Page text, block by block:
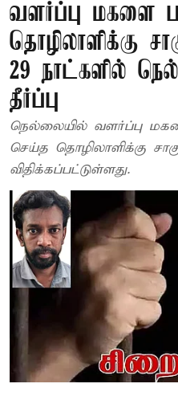
வளர்ப்பு மகளை
தொழிலாளிக்கு
29 நாட்களில்
தீர்ப்பு
நெல்லையில் வளர்ப்பு
செய்த தொழிலாளிக்கு
விதிக்கப்பட்டுள்ளது.